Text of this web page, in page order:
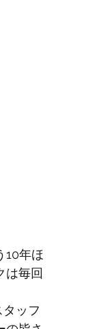
10年ほ
は毎回
ッフ